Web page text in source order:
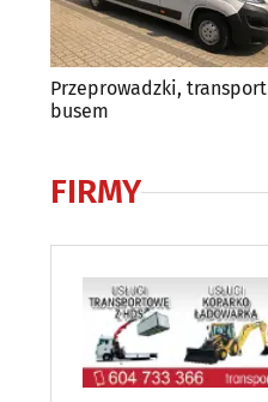
Przeprowadzki, transport
busem
FIRMY